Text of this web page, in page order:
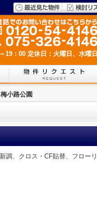
19：00 定休日：火曜日、水曜日
小路公園
調、クロス・CF貼替、フローリ